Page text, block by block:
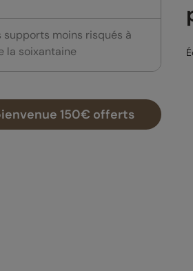
supports moins risqués à
la soixantaine
150€ offerts